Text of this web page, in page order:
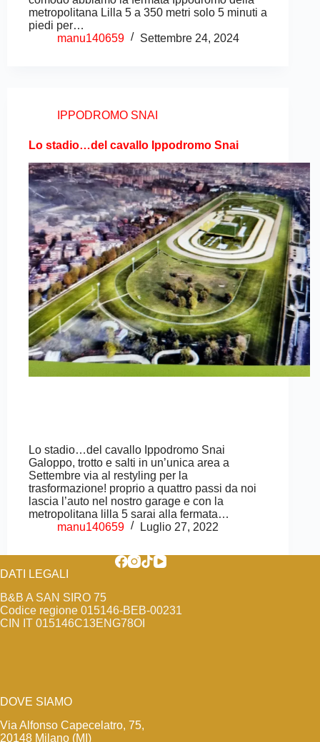
metropolitana Lilla 5 a 350 metri solo 5 minuti a
piedi per…
manu140659
Settembre 24, 2024
IPPODROMO SNAI
Lo stadio…del cavallo Ippodromo Snai
Lo stadio…del cavallo Ippodromo Snai
Galoppo, trotto e salti in un’unica area a
Settembre via al restyling per la
trasformazione! proprio a quattro passi da noi
lascia l’auto nel nostro garage e con la
metropolitana lilla 5 sarai alla fermata…
manu140659
Luglio 27, 2022
DATI LEGALI
B&B A SAN SIRO 75
Codice regione 015146-BEB-00231
CIN IT 015146C13ENG78OI
DOVE SIAMO
Via Alfonso Capecelatro, 75,
20148 Milano (MI)